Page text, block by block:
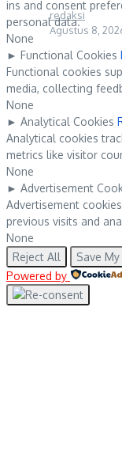
redaksi
Agustus 8,
ins and consent
personal data.
None
► Functional Cookies
Functional cookies
media, collecting
None
► Analytical Cookies
Analytical cookies
metrics like visitor
None
► Advertisement
Advertisement
previous visits and
None
Reject All
Save
Powered by